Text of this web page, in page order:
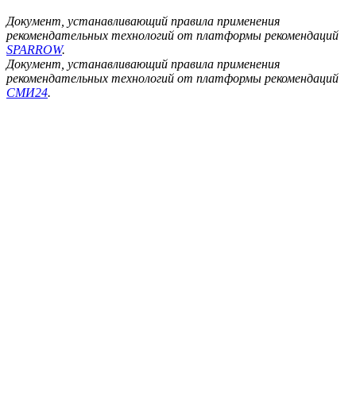
Документ, устанавливающий правила применения
рекомендательных технологий от платформы рекомендаций
SPARROW.
Документ, устанавливающий правила применения
рекомендательных технологий от платформы рекомендаций
СМИ24.